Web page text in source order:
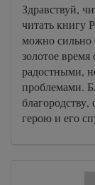
Здравствуй,
читать книгу
можно сильно
золотое
радостными,
проблемами.
герою и его